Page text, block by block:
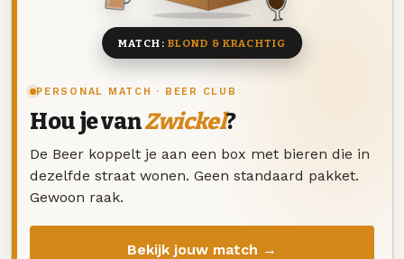
PERSONAL MATCH · BEER CLUB
Hou je vanZwickel?
De Beer koppelt je aan een box met bieren die in
dezelfde straat wonen. Geen standaard pakket.
Gewoon raak.
Bekijk jouw match →
MATCH: BLOND & KRACHTIG